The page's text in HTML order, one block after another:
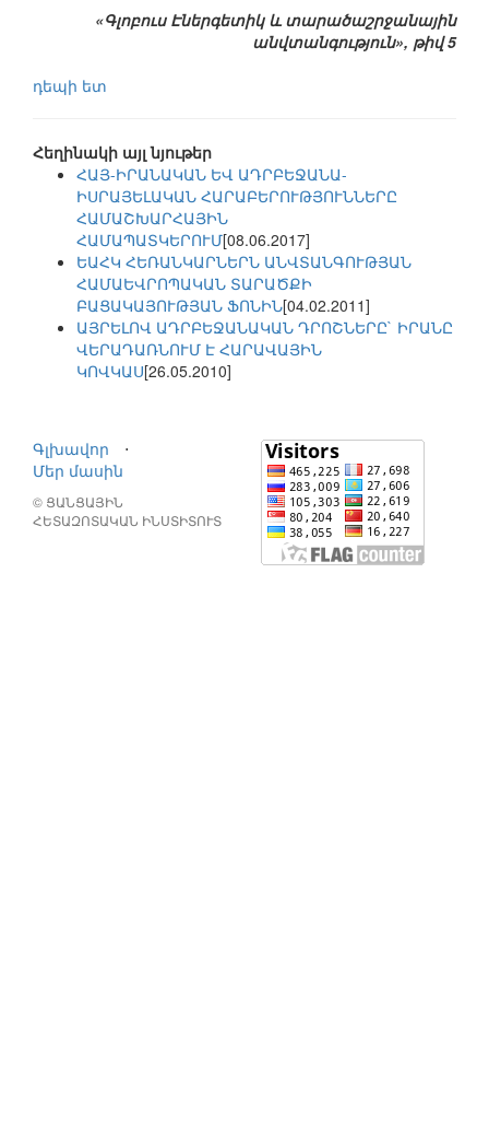
«Գլոբուս Էներգետիկ և տարածաշրջանային
անվտանգություն», թիվ 5
դեպի ետ
Հեղինակի այլ նյութեր
ՀԱՅ-ԻՐԱՆԱԿԱՆ ԵՎ ԱԴՐԲԵՋԱՆԱ-
ԻՍՐԱՅԵԼԱԿԱՆ ՀԱՐԱԲԵՐՈՒԹՅՈՒՆՆԵՐԸ
ՀԱՄԱՇԽԱՐՀԱՅԻՆ
ՀԱՄԱՊԱՏԿԵՐՈՒՄ[08.06.2017]
ԵԱՀԿ ՀԵՌԱՆԿԱՐՆԵՐՆ ԱՆՎՏԱՆԳՈՒԹՅԱՆ
ՀԱՄԱԵՎՐՈՊԱԿԱՆ ՏԱՐԱԾՔԻ
ԲԱՑԱԿԱՅՈՒԹՅԱՆ ՖՈՆԻՆ[04.02.2011]
ԱՅՐԵԼՈՎ ԱԴՐԲԵՋԱՆԱԿԱՆ ԴՐՈՇՆԵՐԸ` ԻՐԱՆԸ
ՎԵՐԱԴԱՌՆՈՒՄ Է ՀԱՐԱՎԱՅԻՆ
ԿՈՎԿԱՍ[26.05.2010]
Գլխավոր
⋅
Մեր մասին
© ՑԱՆՑԱՅԻՆ
ՀԵՏԱԶՈՏԱԿԱՆ ԻՆՍՏԻՏՈՒՏ